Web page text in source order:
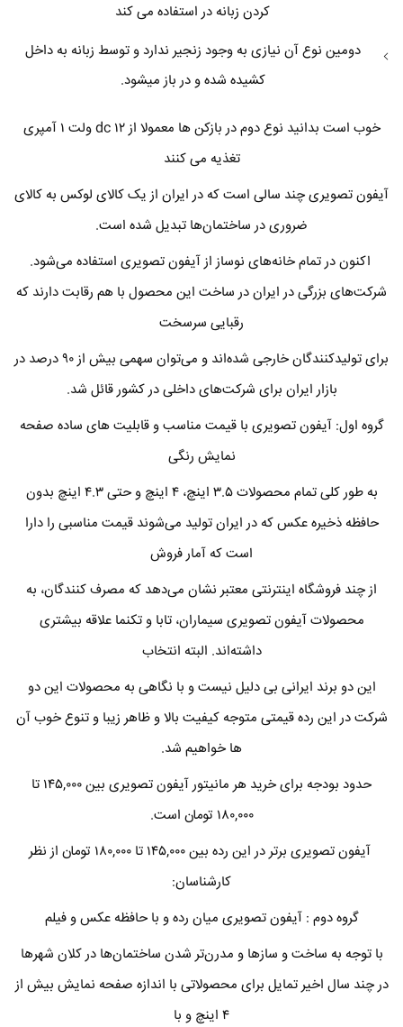
کردن زبانه در استفاده می کند
دومین نوع آن نیازی به وجود زنجیر ندارد و توسط زبانه به داخل
کشیده شده و در باز میشود.
خوب است بدانید نوع دوم در بازکن ها معمولا از ۱۲ dc ولت ۱ آمپری
تغذیه می کنند
آیفون تصویری چند سالی است که در ایران از یک کالای لوکس به کالای
ضروری در ساختمان‌ها تبدیل شده است.
اکنون در تمام خانه‌های نوساز از آیفون تصویری استفاده می‌شود.
شرکت‌های بزرگی در ایران در ساخت این محصول با هم رقابت دارند که
رقبایی سرسخت
برای تولیدکنندگان خارجی شده‌اند و می‌توان سهمی بیش از ۹۰ درصد در
بازار ایران برای شرکت‌های داخلی در کشور قائل شد.
گروه اول: آیفون تصویری با قیمت مناسب و قابلیت های ساده صفحه
نمایش رنگی
به طور کلی تمام محصولات ۳.۵ اینچ، ۴ اینچ و حتی ۴.۳ اینچ بدون
حافظه‌ ذخیره عکس که در ایران تولید می‌شوند قیمت مناسبی را دارا
است که آمار فروش
از چند فروشگاه اینترنتی معتبر نشان می‌دهد که مصرف کنندگان، به
محصولات آیفون تصویری سیماران، تابا و تکنما علاقه بیشتری
داشته‌اند. البته انتخاب
این دو برند ایرانی بی دلیل نیست و با نگاهی به محصولات این دو
شرکت در این رده قیمتی متوجه کیفیت بالا و ظاهر زیبا و تنوع خوب آن
ها خواهیم شد.
حدود بودجه برای خرید هر مانیتور آیفون تصویری بین ۱۴۵,۰۰۰ تا
۱۸۰,۰۰۰ تومان است.
آیفون تصویری برتر در این رده بین ۱۴۵,۰۰۰ تا ۱۸۰,۰۰۰ تومان از نظر
کارشناسان:
گروه دوم : آیفون تصویری میان رده و با حافظه عکس و فیلم
با توجه به ساخت و سازها و مدرن‌تر شدن ساختمان‌ها در کلان شهرها
در چند سال اخیر تمایل برای محصولاتی با اندازه صفحه نمایش بیش از
۴ اینچ و با